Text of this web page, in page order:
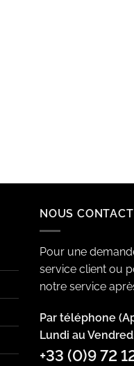
NOUS
Pour une
service client ou
notre service
Par téléphone
Lundi au
+33 (0)9 72